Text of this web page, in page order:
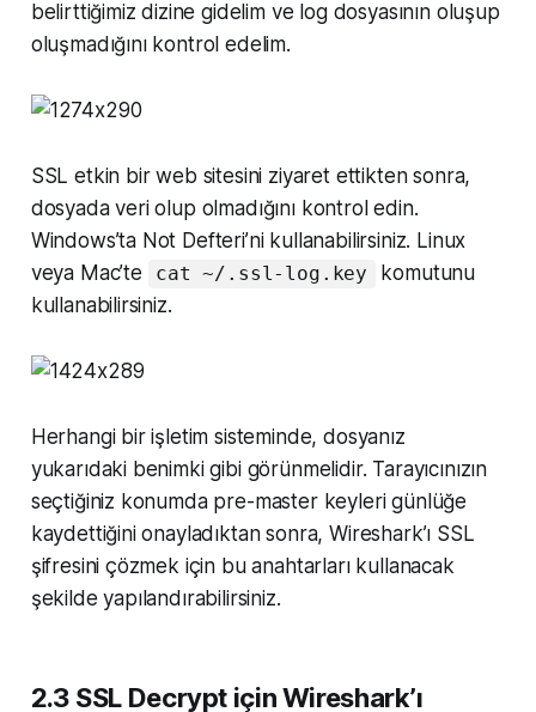
belirttiğimiz dizine gidelim ve log dosyasının oluşup
oluşmadığını kontrol edelim.
SSL etkin bir web sitesini ziyaret ettikten sonra,
dosyada veri olup olmadığını kontrol edin.
Windows’ta Not Defteri’ni kullanabilirsiniz. Linux
veya Mac’te
cat ~/.ssl-log.key
komutunu
kullanabilirsiniz.
Herhangi bir işletim sisteminde, dosyanız
yukarıdaki benimki gibi görünmelidir. Tarayıcınızın
seçtiğiniz konumda pre-master keyleri günlüğe
kaydettiğini onayladıktan sonra, Wireshark’ı SSL
şifresini çözmek için bu anahtarları kullanacak
şekilde yapılandırabilirsiniz.
2.3 SSL Decrypt için Wireshark’ı